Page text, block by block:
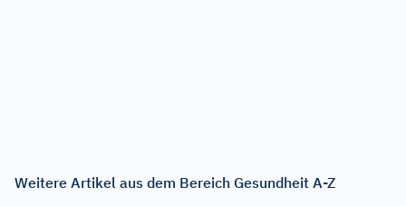
Weitere Artikel aus dem Bereich Gesundheit A-Z